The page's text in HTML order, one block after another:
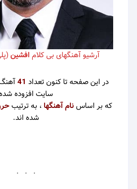
آرشیو آهنگهای بی کلام افشین
در این صفحه تا کنون تعداد 41
سایت افزوده
که بر اساسنام آهنگها ، به ترتیب
شده اند.
. . .